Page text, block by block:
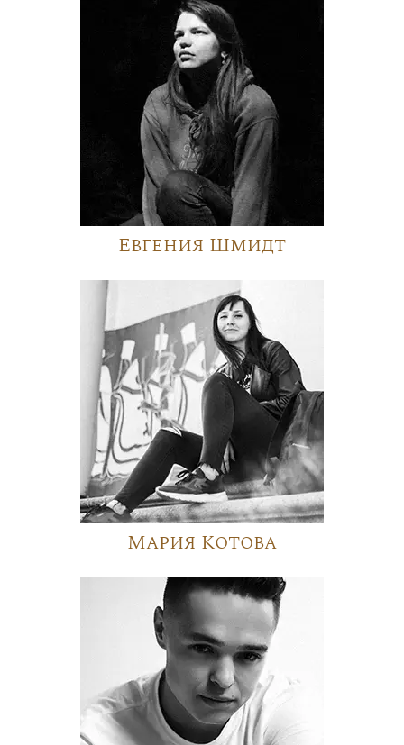
Евгения Шмидт
Мария Котова